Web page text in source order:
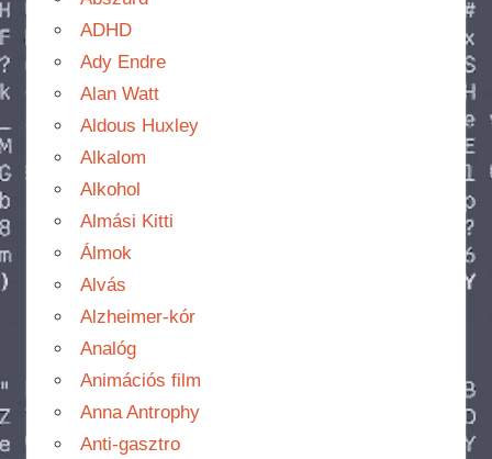
ADHD
Ady Endre
Alan Watt
Aldous Huxley
Alkalom
Alkohol
Almási Kitti
Álmok
Alvás
Alzheimer-kór
Analóg
Animációs film
Anna Antrophy
Anti-gasztro